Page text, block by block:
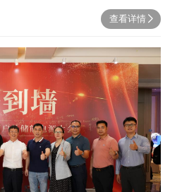
查看详情 next